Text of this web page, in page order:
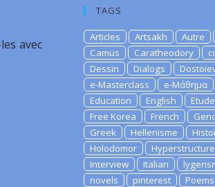
avec
TAGS
Articles Artsakh Autre
Camus
Caratheodory
Dessin
Dialogs
e-Masterclass
e-Μάθημα
Education
English Etude
Free Korea
French
Greek
Hellenisme
Holodomor
Hyperstructure
Interview
Italian
novels
pinterest Poems